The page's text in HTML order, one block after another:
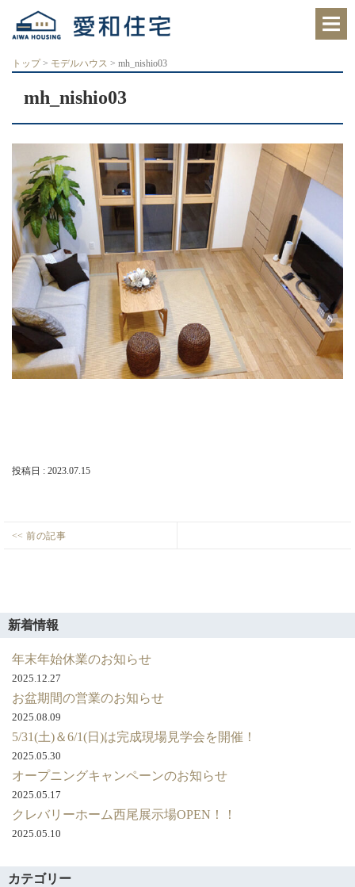
知
県
尾
市
宅
会
社
で、
ク
レ
バ
リ
ー
ム
西
尾
店・
岡
し
トップ> モデルハウス > mh_nishio03
mh_nishio03
投稿日 : 2023.07.15
投
ゲ
ー
シ
ョ
ン
<< 前の記事
ウ
ス
新着情報
年末年始休業のお知らせ
2025.12.27
お盆期間の営業のお知らせ
2025.08.09
5/31(土)＆6/1(日)は完成現場見学会を開催！
2025.05.30
オープニングキャンペーンのお知らせ
2025.05.17
クレバリーホーム西尾展示場OPEN！！
2025.05.10
カテゴリー